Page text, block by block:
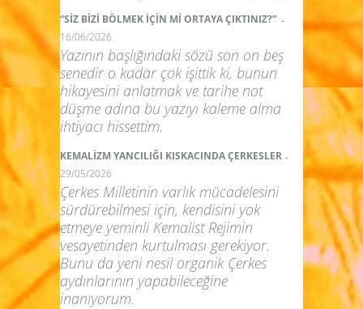
“SİZ BİZİ BÖLMEK İÇİN Mİ ORTAYA ÇIKTINIZ?” -
16/06/2026
Yazının başlığındaki sözü son on beş
senedir o kadar çok işittik ki, bunun
hikayesini anlatmak ve tarihe not
düşme adına bu yazıyı kaleme alma
ihtiyacı hissettim.
KEMALİZM YANCILIĞI KISKACINDA ÇERKESLER -
29/05/2026
Çerkes Milletinin varlık mücadelesini
sürdürebilmesi için, kendisini yok
etmeye yeminli Kemalist Rejimin
vesayetinden kurtulması gerekiyor.
Bunu da yeni nesil organik Çerkes
aydınlarının yapabileceğine
inanıyorum.